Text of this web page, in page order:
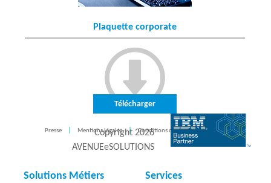
Plaquette corporate
Télécharger
Presse Mentions légales Conditions d'utilisation CONTACT
Copyright 2026
AVENUEeSOLUTIONS
Solutions Métiers Services